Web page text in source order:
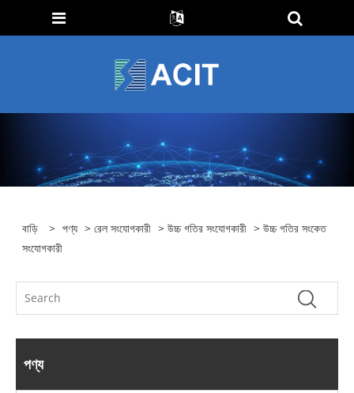
বাড়ি > পণ্য >রেল সংযোগকারী >উচ্চ গতির সংযোগকারী > উচ্চ গতির সংকেত
সংযোগকারী
পণ্য